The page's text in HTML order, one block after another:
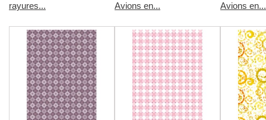
rayures... Avions en... Avions en...